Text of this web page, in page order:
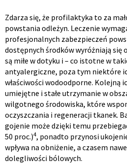
Zdarza się, że profilaktyka to za
powstania odleżyn. Leczenie
profesjonalnych zabezpieczeń
dostępnych środków wyróżniają
są miłe w dotyku i – co istotne w
antyalergiczne, poza tym niektóre
właściwości wodoodporne. Kolejną
umiejętne i stałe utrzymanie w
wilgotnego środowiska, które
oczyszczania i regeneracji tkanek.
gojenie może dzięki temu
50 proc.)4, ponadto przynosi
wpływa na obniżenie, a czasem
dolegliwości bólowych.